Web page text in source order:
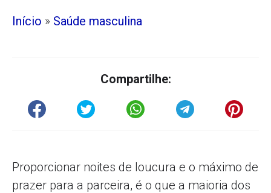
Início » Saúde masculina
Compartilhe:
Proporcionar noites de loucura e o máximo de
prazer para a parceira, é o que a maioria dos